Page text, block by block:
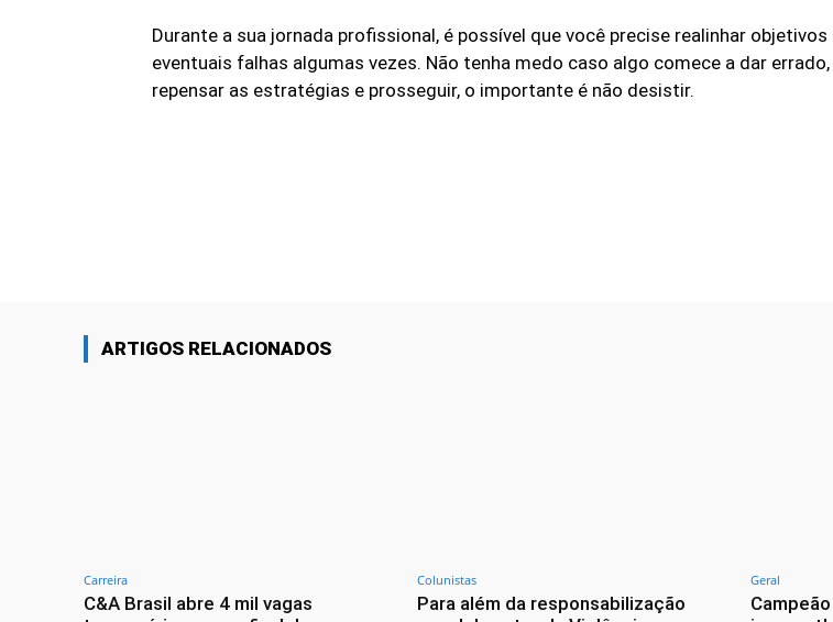
Durante a sua jornada profissional, é possível que você precise realinhar
eventuais falhas algumas vezes. Não tenha medo caso algo comece a dar
repensar as estratégias e prosseguir, o importante é não desistir.
ARTIGOS RELACIONADOS
Carreira
C&A Brasil abre 4 mil vagas
Colunistas
Para além da responsabilização
Geral